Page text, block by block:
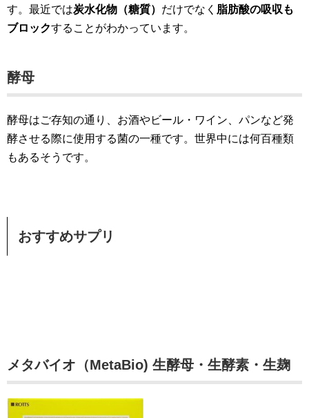
す。最近では炭水化物（糖質） だけでなく 脂肪酸の吸収も
ブロックすることがわかっています。
酵母
酵母はご存知の通り、お酒やビール・ワイン、パンなど発
酵させる際に使用する菌の一種です。世界中には何百種類
もあるそうです。
おすすめサプリ
メタバイオ（MetaBio) 生酵母・生酵素・生麹